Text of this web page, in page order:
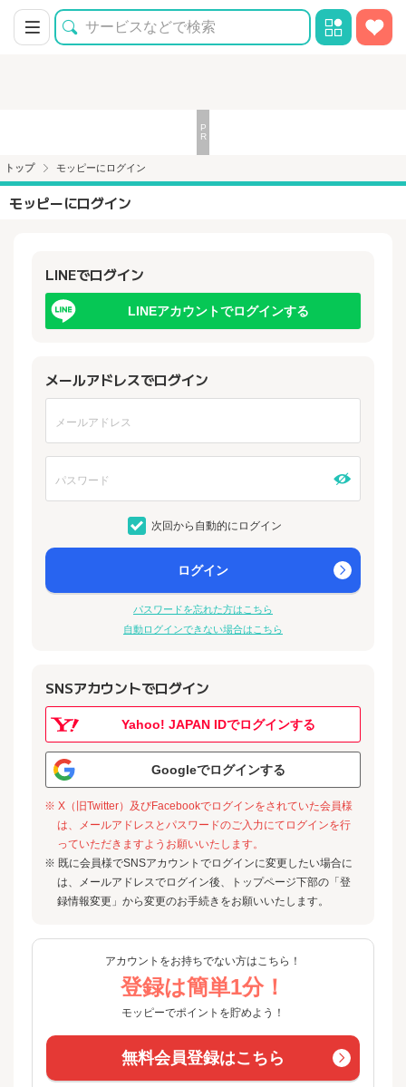
トップ モッピーにログイン
モッピーにログイン
LINEでログイン
LINEアカウントでログインする
メールアドレスでログイン
次回から自動的にログイン
ログイン
パスワードを忘れた方はこちら
自動ログインできない場合はこちら
SNSアカウントでログイン
Yahoo! JAPAN IDでログインする
Googleでログインする
※ X（旧Twitter）及びFacebookでログインをされていた会員様
は、メールアドレスとパスワードのご入力にてログインを行
っていただきますようお願いいたします。
※ 既に会員様でSNSアカウントでログインに変更したい場合に
は、メールアドレスでログイン後、トップページ下部の「登
録情報変更」から変更のお手続きをお願いいたします。
アカウントをお持ちでない方はこちら！
登録は簡単1分！
モッピーでポイントを貯めよう！
無料会員登録はこちら